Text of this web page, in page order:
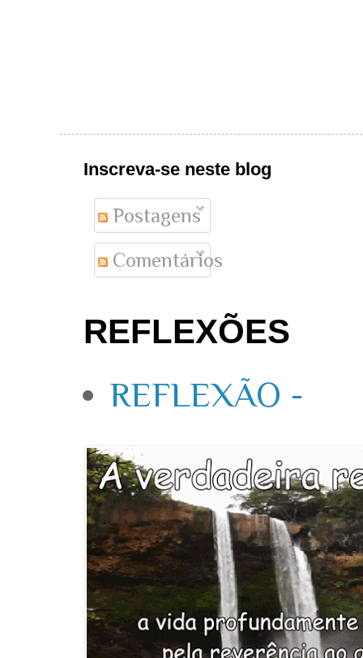
Inscreva-se neste blog
Postagens
Comentários
REFLEXÕES
REFLEXÃO -